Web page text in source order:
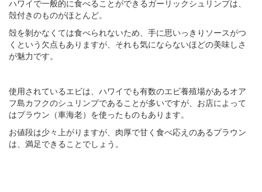
ハワイで一般的に食べることができるガーリックシュリンプは、
殻付きのものがほとんど。
殻を剝かなくては食べられないため、手に思いっきりソースがつ
くという欠点もありますが、それも気にならないほどの美味しさ
が魅力です。
使用されているエビは、ハワイでも有数のエビ養殖場があるオア
フ島カフクのシュリンプであることが多いですが、お店によって
はプラウン（車海老）を使ったものもあります。
お値段は少々上がりますが、肉厚で甘く食べ応えのあるプラウン
は、満足できることでしょう。